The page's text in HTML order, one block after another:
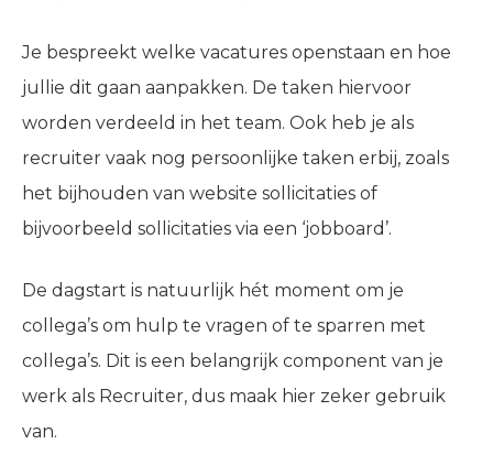
Je bespreekt welke vacatures openstaan en hoe
jullie dit gaan aanpakken. De taken hiervoor
worden verdeeld in het team. Ook heb je als
recruiter vaak nog persoonlijke taken erbij, zoals
het bijhouden van website sollicitaties of
bijvoorbeeld sollicitaties via een ‘jobboard’.
De dagstart is natuurlijk hét moment om je
collega’s om hulp te vragen of te sparren met
collega’s. Dit is een belangrijk component van je
werk als Recruiter, dus maak hier zeker gebruik
van.